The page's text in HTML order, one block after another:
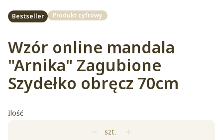
Etykiety
Bestseller Produkt cyfrowy
Wzór online mandala
"Arnika" Zagubione
Szydełko obręcz 70cm
Ilość
szt.